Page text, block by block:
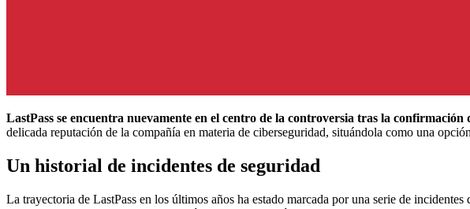
LastPass se encuentra nuevamente en el centro de la controversia tras la
delicada reputación de la compañía en materia de ciberseguridad, situándola como una
Un historial de incidentes de seguridad
La trayectoria de LastPass en los últimos años ha estado marcada por una serie de